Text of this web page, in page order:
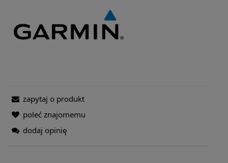
zapytaj o produkt
poleć znajomemu
dodaj opinię